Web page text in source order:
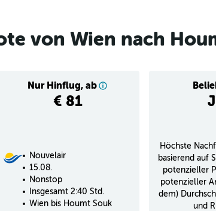
von Wien nach
Nur Hinflug, ab
€ 81
Nouvelair
15.08.
Nonstop
Insgesamt 2:40 Std.
Wien bis Houmt Souk
Höchste
basierend auf
potenzieller
potenzieller
dem)
und